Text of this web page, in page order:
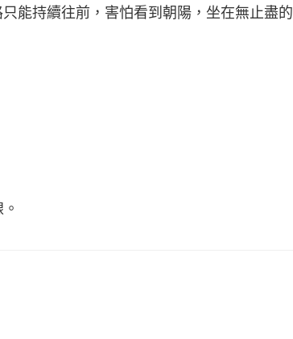
能持續往前，害怕看到朝陽，坐在無止盡的